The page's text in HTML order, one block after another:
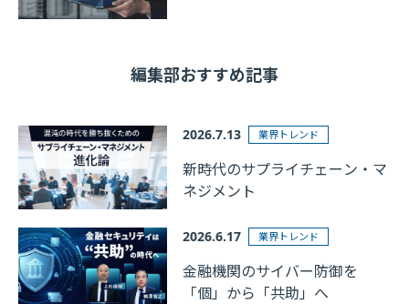
編集部おすすめ記事
2026.7.13 業界トレンド
新時代のサプライチェーン・マ
ネジメント
2026.6.17 業界トレンド
金融機関のサイバー防御を
「個」から「共助」へ